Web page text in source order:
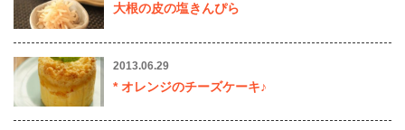
大根の皮の塩きんぴら
2013.06.29
* オレンジのチーズケーキ♪